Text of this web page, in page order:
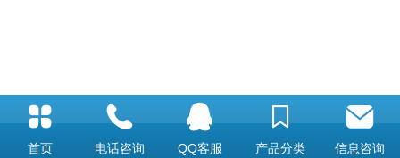
首页 电话咨询 QQ客服 产品分类 信息咨询